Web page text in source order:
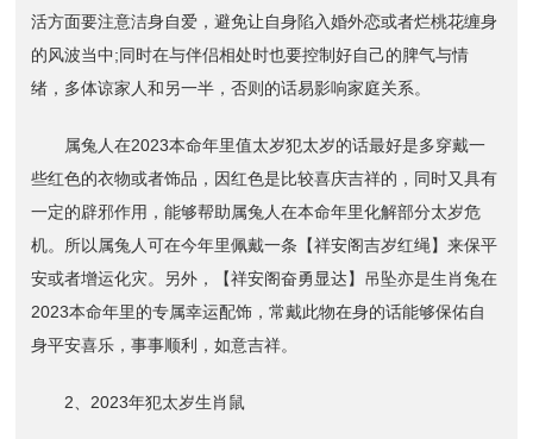
活方面要注意洁身自爱，避免让自身陷入婚外恋或者烂桃花缠身
的风波当中;同时在与伴侣相处时也要控制好自己的脾气与情
绪，多体谅家人和另一半，否则的话易影响家庭关系。
属兔人在2023本命年里值太岁犯太岁的话最好是多穿戴一
些红色的衣物或者饰品，因红色是比较喜庆吉祥的，同时又具有
一定的辟邪作用，能够帮助属兔人在本命年里化解部分太岁危
机。所以属兔人可在今年里佩戴一条【祥安阁吉岁红绳】来保平
安或者增运化灾。另外，【祥安阁奋勇显达】吊坠亦是生肖兔在
2023本命年里的专属幸运配饰，常戴此物在身的话能够保佑自
身平安喜乐，事事顺利，如意吉祥。
2、2023年犯太岁生肖鼠